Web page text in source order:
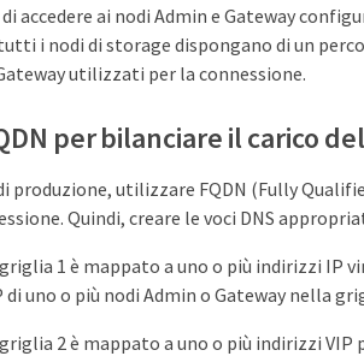
accedere ai nodi Admin e Gateway
i nodi di storage dispongano di un
utilizzati per la connessione.
per bilanciare il carico
produzione, utilizzare FQDN (Fully
Quindi, creare le voci DNS
1 è mappato a uno o più indirizzi IP
uno o più nodi Admin o Gateway nella
2 è mappato a uno o più indirizzi